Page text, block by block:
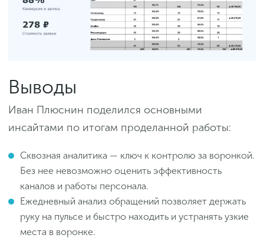
Выводы
Иван Плюснин поделился основными
инсайтами по итогам проделанной работы:
Сквозная аналитика — ключ к контролю за воронкой.
Без нее невозможно оценить эффективность
каналов и работы персонала.
Ежедневный анализ обращений позволяет держать
руку на пульсе и быстро находить и устранять узкие
места в воронке.